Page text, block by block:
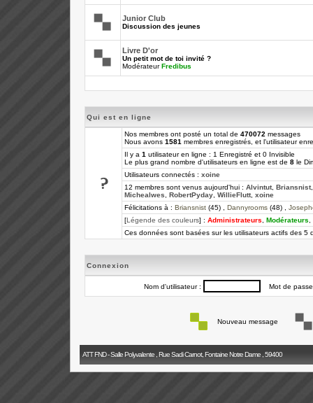
Junior Club
Discussion des jeunes
Livre D'or
Un petit mot de toi invité ?
ModérateurFredibus
Qui est en ligne
Nos membres ont posté un total de 470072 messages
Nous avons 1581 membres enregistrés, et l'utilisateur
Il y a 1 utilisateur en ligne : 1 Enregistré et 0 Invisible
Le plus grand nombre d'utilisateurs en ligne est de 8 le
Utilisateurs connectés : xoine
12 membres sont venus aujourd'hui : Alvintut, Briansnist
Michealwes
RobertPyday WillieFlutt, xoine
Félicitations à : Briansnist (45) , Dannyrooms (48) ,
[Légende des couleurs] : Administrateurs Modérateurs
Ces données sont basées sur les utilisateurs actifs des 5
Connexion
Nom d'utilisateur : Mot de
Nouveau message
ATT FND - Salle Polyvalente , Rue Sadi Carnot, Fontaine Notre Dame , 59400